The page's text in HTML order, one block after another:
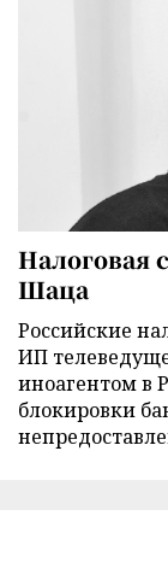
Налоговая
Шаца
Российские
ИП
иноагентом в
блокировки